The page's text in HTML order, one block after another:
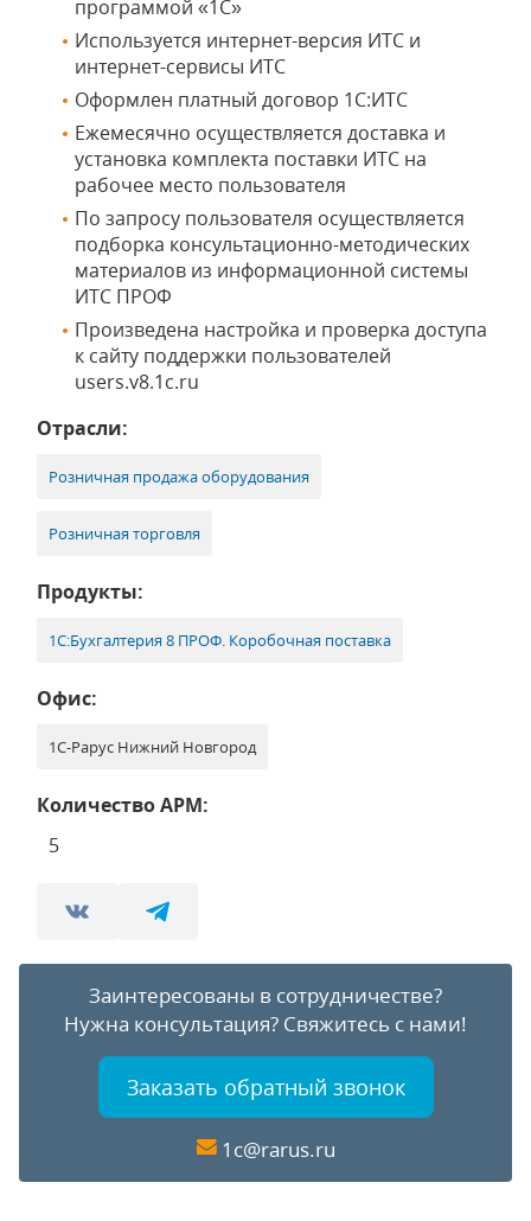
программой «1С»
Используется интернет-версия ИТС и
интернет-сервисы ИТС
Оформлен платный договор 1С:ИТС
Ежемесячно осуществляется доставка и
установка комплекта поставки ИТС на
рабочее место пользователя
По запросу пользователя осуществляется
подборка консультационно-методических
материалов из информационной системы
ИТС ПРОФ
Произведена настройка и проверка доступа
к сайту поддержки пользователей
users.v8.1c.ru
Отрасли:
Розничная продажа оборудования
Розничная торговля
Продукты:
1С:Бухгалтерия 8 ПРОФ. Коробочная поставка
Офис:
1С-Рарус Нижний Новгород
Количество АРМ:
5
Заинтересованы в сотрудничестве?
Нужна консультация? Свяжитесь с нами!
Заказать обратный звонок
1c@rarus.ru